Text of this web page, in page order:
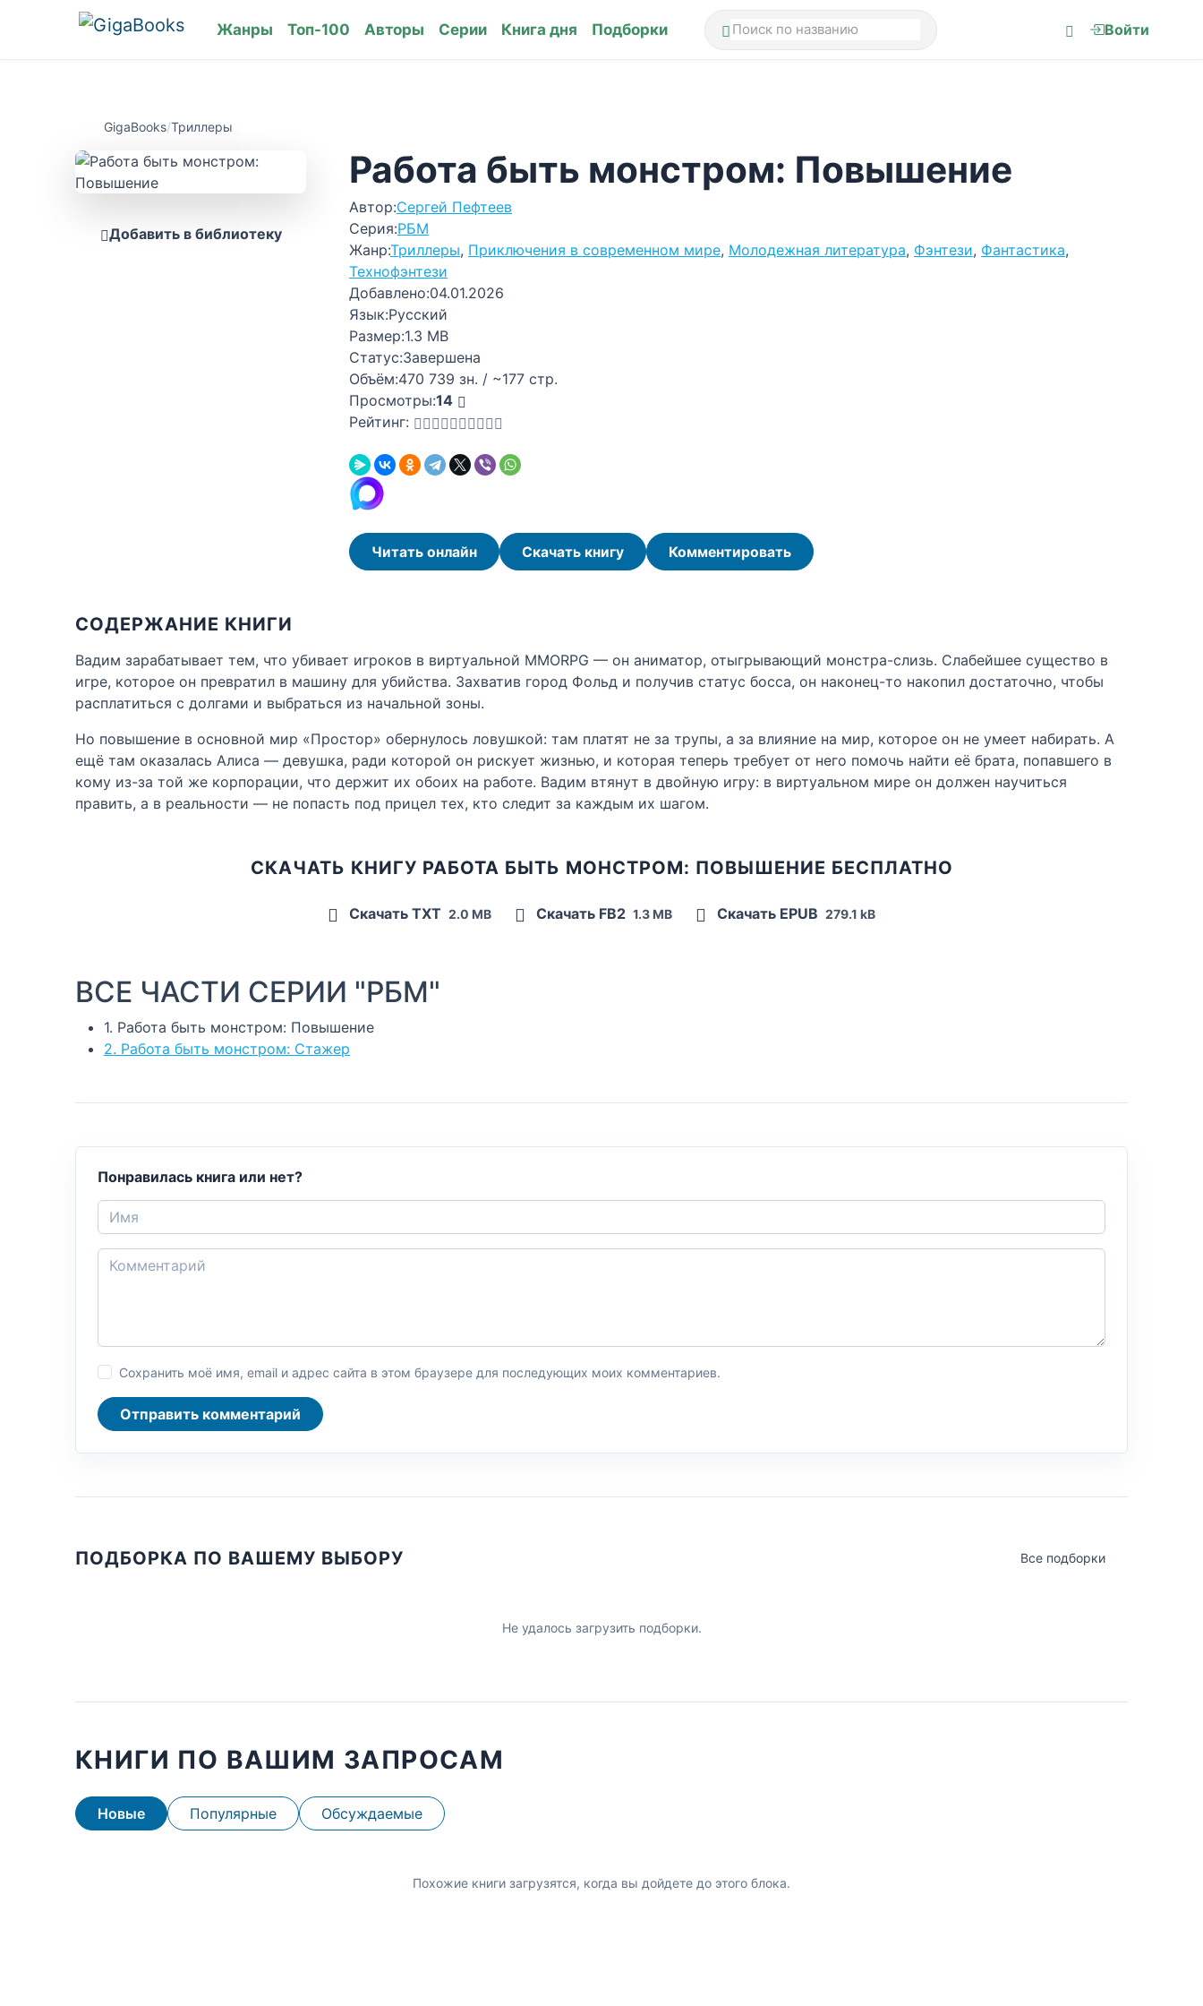
Жанры Топ-100 Авторы Серии Книга дня Подборки Войти
GigaBooks/Триллеры
Добавить в библиотеку
Работа быть монстром: Повышение
Автор:Сергей Пефтеев
Серия:РБМ
Жанр:Триллеры, Приключения в современном мире, Молодежная литература, Фэнтези, Фантастика,
Технофэнтези
Добавлено:04.01.2026
Язык:Русский
Размер:1.3 MB
Статус:Завершена
Объём:470 739 зн. / ~177 стр.
Просмотры:14
Рейтинг:
Читать онлайн Скачать книгу Комментировать
СОДЕРЖАНИЕ КНИГИ
Вадим зарабатывает тем, что убивает игроков в виртуальной MMORPG — он аниматор, отыгрывающий монстра-слизь. Слабейшее существо в
игре, которое он превратил в машину для убийства. Захватив город Фольд и получив статус босса, он наконец-то накопил достаточно, чтобы
расплатиться с долгами и выбраться из начальной зоны.
Но повышение в основной мир «Простор» обернулось ловушкой: там платят не за трупы, а за влияние на мир, которое он не умеет набирать. А
ещё там оказалась Алиса — девушка, ради которой он рискует жизнью, и которая теперь требует от него помочь найти её брата, попавшего в
кому из-за той же корпорации, что держит их обоих на работе. Вадим втянут в двойную игру: в виртуальном мире он должен научиться
править, а в реальности — не попасть под прицел тех, кто следит за каждым их шагом.
СКАЧАТЬ КНИГУ РАБОТА БЫТЬ МОНСТРОМ: ПОВЫШЕНИЕ БЕСПЛАТНО
Скачать TXT 2.0 MB Скачать FB2 1.3 MB Скачать EPUB 279.1 kB
ВСЕ ЧАСТИ СЕРИИ "РБМ"
1. Работа быть монстром: Повышение
2. Работа быть монстром: Стажер
Понравилась книга или нет?
Сохранить моё имя, email и адрес сайта в этом браузере для последующих моих комментариев.
Отправить комментарий
ПОДБОРКА ПО ВАШЕМУ ВЫБОРУ Все подборки
Не удалось загрузить подборки.
КНИГИ ПО ВАШИМ ЗАПРОСАМ
Новые Популярные Обсуждаемые
Похожие книги загрузятся, когда вы дойдете до этого блока.